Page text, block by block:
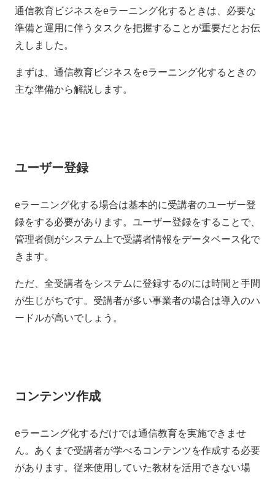
通信教育ビジネスをeラーニング化するときは、必要な
準備と運用に伴うタスクを把握することが重要だとお伝
えしました。
まずは、通信教育ビジネスをeラーニング化するときの
主な準備から解説します。
ユーザー登録
eラーニング化する場合は基本的に受講者のユーザー登
録をする必要があります。ユーザー登録をすることで、
管理者側がシステム上で受講者情報をデータベース化で
きます。
ただ、全受講者をシステムに登録するのには時間と手間
が生じがちです。受講者が多い事業者の場合は導入のハ
ードルが高いでしょう。
コンテンツ作成
eラーニング化するだけでは通信教育を実施できませ
ん。あくまで受講者が学べるコンテンツを作成する必要
があります。従来使用していた教材を活用できない場